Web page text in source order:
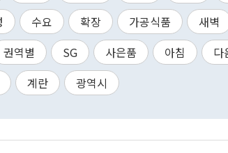
수요 확장 가공식품
새벽
권역별 SG 사은품 아침 다
계란 광역시